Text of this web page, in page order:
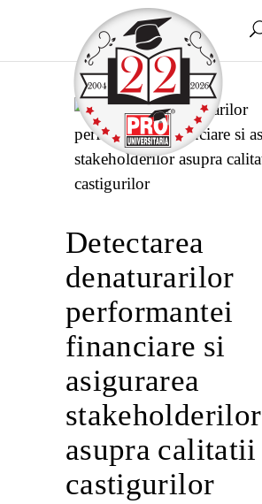
Detectarea
denaturarilor
performantei
financiare si
asigurarea
stakeholderilor
asupra calitatii
castigurilor